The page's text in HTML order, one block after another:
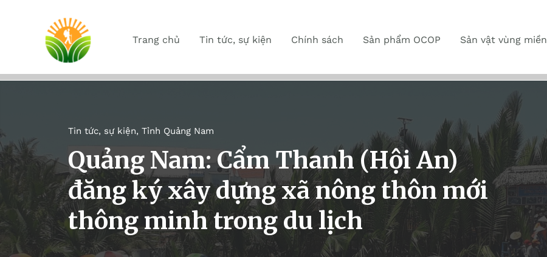
Trang chủ Tin tức, sự kiện Chính sách Sản phẩm OCOP Sản vật vùng miền
Tin tức, sự kiện, Tỉnh Quảng Nam
Quảng Nam: Cẩm Thanh (Hội An)
đăng ký xây dựng xã nông thôn mới
thông minh trong du lịch